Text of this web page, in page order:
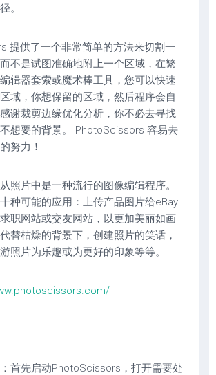
。
提供了一个非常简单的方法来切割一
不是试图准确地附上一个区域，在繁
辑器套索或魔术棒工具，您可以快速
域，你想保留的区域，然后程序会自
谢裁剪边缘优化分析，你不必去寻找
想要的背景。 PhotoScissors 容易去
努力！
照片中是一种流行的图像编辑程序。
种可能的应用：上传产品图片给eBay
职网站或交友网站，以更加美丽如画
替枯燥的背景下，创建照片的笑话，
照片为乐趣或为更好的印象等等。
首先启动PhotoScissors，打开需要处